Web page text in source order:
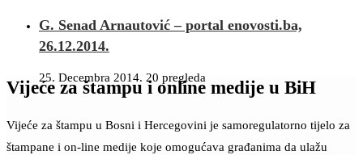
G. Senad Arnautović – portal enovosti.ba,
26.12.2014.
25. Decembra 2014. 20 pregleda
Vijeće za štampu i online medije u BiH
Vijeće za štampu u Bosni i Hercegovini je samoregulatorno tijelo za
štampane i on-line medije koje omogućava građanima da ulažu